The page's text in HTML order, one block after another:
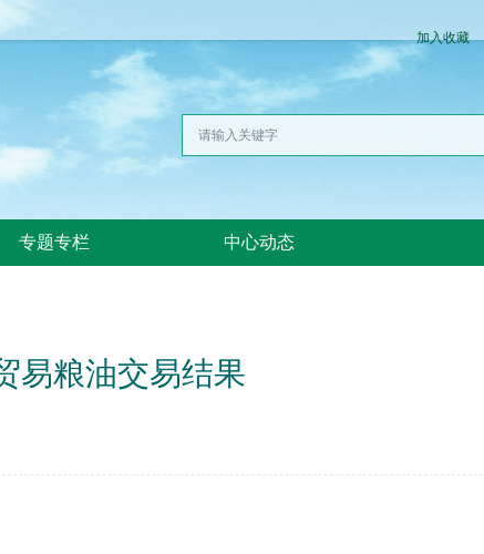
加入收藏
专题专栏 中心动态
易粮油交易结果